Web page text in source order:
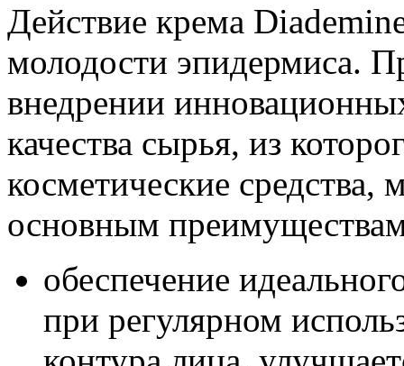
Действие крема
молодости эпидермиса.
внедрении
качества сырья, из
косметические
основным
обеспечение
при регулярном